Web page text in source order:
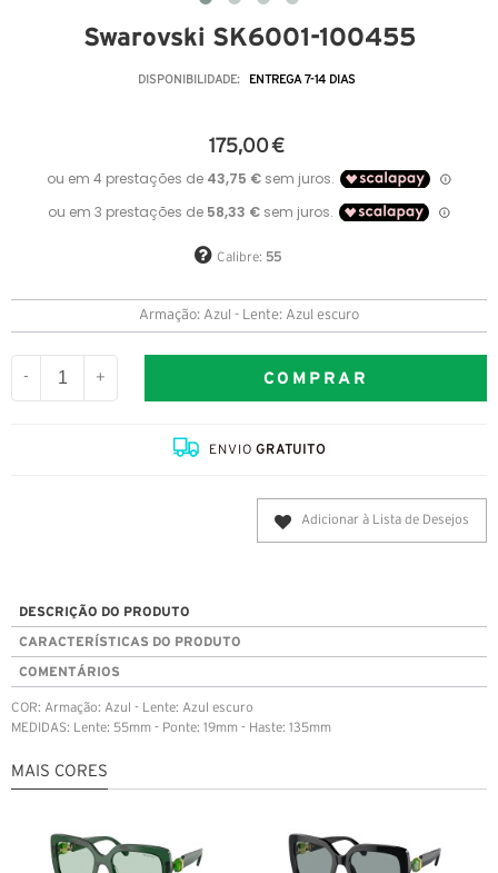
Swarovski SK6001-100455
DISPONIBILIDADE: ENTREGA 7-14 DIAS
175,00 €
Calibre: 55
Armação: Azul - Lente: Azul escuro
- + COMPRAR
ENVIOGRATUITO
Adicionar à Lista de Desejos
DESCRIÇÃO DO PRODUTO
CARACTERÍSTICAS DO PRODUTO
COMENTÁRIOS
COR: Armação: Azul - Lente: Azul escuro
MEDIDAS: Lente: 55mm - Ponte: 19mm - Haste: 135mm
MAIS CORES